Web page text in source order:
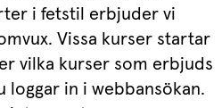
i fetstil erbjuder vi
Vissa kurser startar
vilka kurser som erbjuds
loggar in i webbansökan.